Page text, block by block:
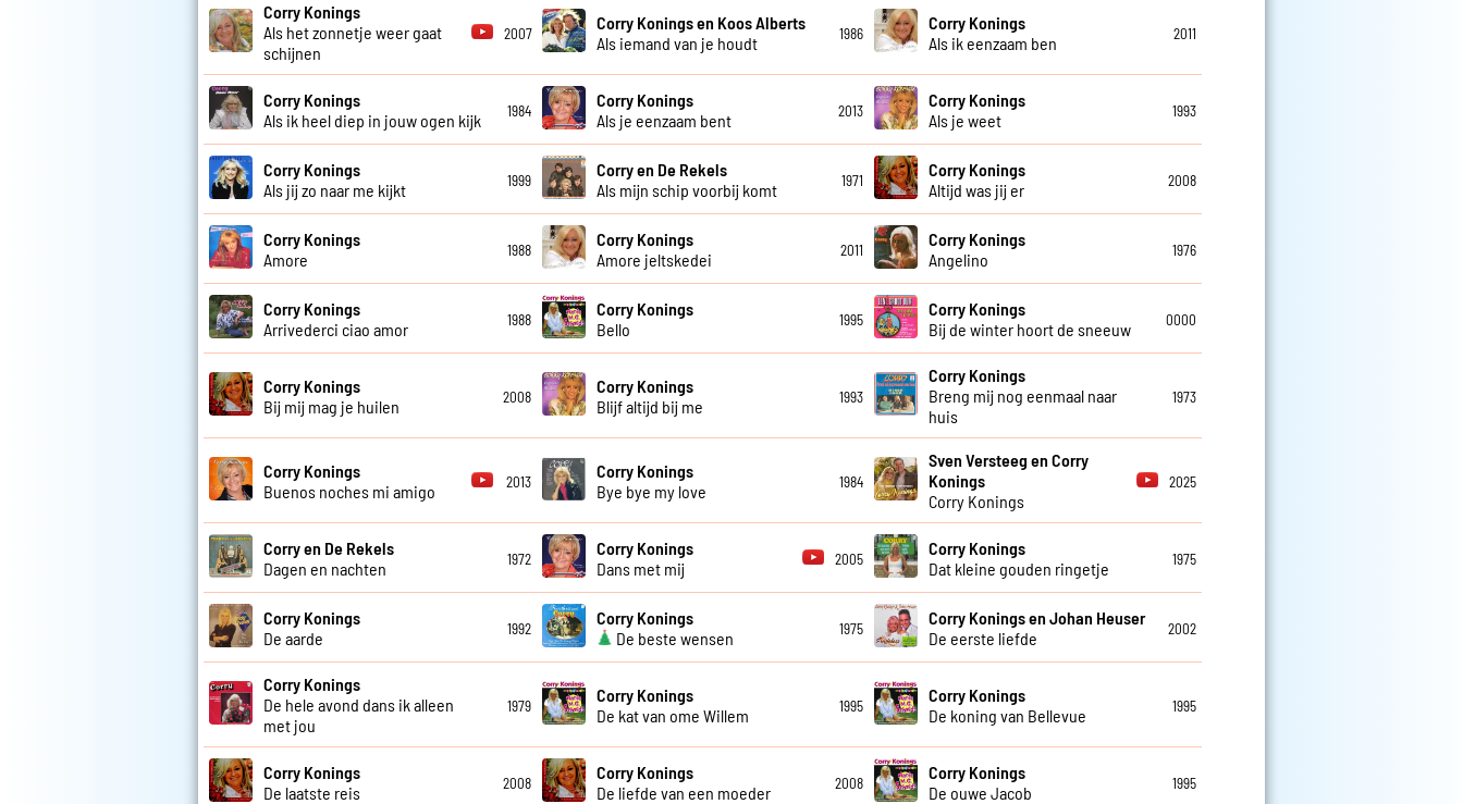
Corry Konings
Als het zonnetje weer gaat
schijnen
2007
Corry Konings en Koos Alberts
Als iemand van je houdt
1986
Corry Konings
Als ik eenzaam ben
2011
Corry Konings
Als ik heel diep in jouw ogen kijk
1984
Corry Konings
Als je eenzaam bent
2013
Corry Konings
Als je weet
1993
Corry Konings
Als jij zo naar me kijkt
1999
Corry en De Rekels
Als mijn schip voorbij komt
1971
Corry Konings
Altijd was jij er
2008
Corry Konings
Amore
1988
Corry Konings
Amore jeltskedei
2011
Corry Konings
Angelino
1976
Corry Konings
Arrivederci ciao amor
1988
Corry Konings
Bello
1995
Corry Konings
Bij de winter hoort de sneeuw
0000
Corry Konings
Bij mij mag je huilen
2008
Corry Konings
Blijf altijd bij me
1993
Corry Konings
Breng mij nog eenmaal naar
huis
1973
Corry Konings
Buenos noches mi amigo
2013
Corry Konings
Bye bye my love
1984
Sven Versteeg en Corry
Konings
Corry Konings
2025
Corry en De Rekels
Dagen en nachten
1972
Corry Konings
Dans met mij
2005
Corry Konings
Dat kleine gouden ringetje
1975
Corry Konings
De aarde
1992
Corry Konings
De beste wensen
1975
Corry Konings en Johan Heuser
De eerste liefde
2002
Corry Konings
De hele avond dans ik alleen
met jou
1979
Corry Konings
De kat van ome Willem
1995
Corry Konings
De koning van Bellevue
1995
Corry Konings
De laatste reis
2008
Corry Konings
De liefde van een moeder
2008
Corry Konings
De ouwe Jacob
1995